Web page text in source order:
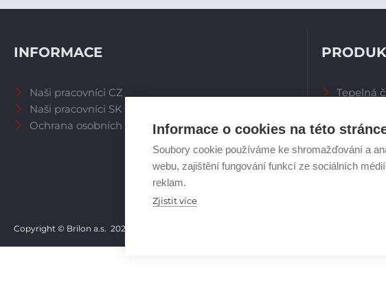
Informace o cookies na této
Soubory cookie používáme ke shromažďování a
webu, zajištění fungování funkcí ze sociálních
reklam.
Zjistit více
INFORMACE
Naši pracovníci CZ
Naši pracovníci SK
Ochrana osobních údajů
Tepelná
Zásobníky
Plynové
Ostatní
Copyright © Brilon a.s. 2026